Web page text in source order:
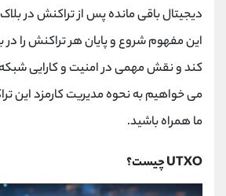
دیجیتال باقی مانده پس از تراکنش در
این مفهوم شروع و پایان هر تراکنش را
کند و نقش مهمی در امنیت و کارایی شبکه
می خواهیم به نحوه مدیریت کارمزد این
ما همراه باشید.
UTXOچیست؟